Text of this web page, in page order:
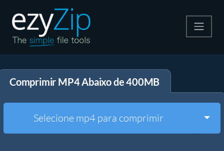
Descompactar
Outras Ferramentas
Comprimir MP4 Abaixo de 400MB
Selecione mp4 para comprimir